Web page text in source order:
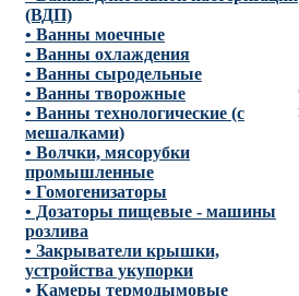
(ВДП)
• Ванны моечные
• Ванны охлаждения
• Ванны сыродельные
• Ванны творожные
• Ванны технологические (с
мешалками)
• Волчки, мясорубки
промышленные
• Гомогенизаторы
• Дозаторы пищевые - машины
розлива
• Закрыватели крышки,
устройства укупорки
• Камеры термодымовые